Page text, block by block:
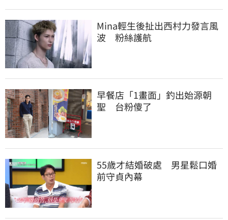
Mina輕生後扯出西村力發言風
波　粉絲護航
早餐店「1畫面」釣出始源朝
聖　台粉傻了
55歲才結婚破處　男星鬆口婚
前守貞內幕